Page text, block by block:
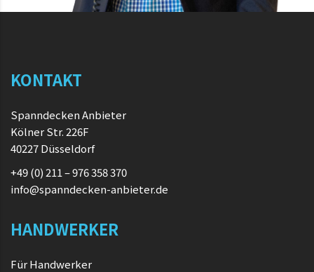
KONTAKT
Spanndecken Anbieter
Kölner Str. 226F
40227 Düsseldorf
+49 (0) 211 – 976 358 370
info@spanndecken-anbieter.de
HANDWERKER
Für Handwerker